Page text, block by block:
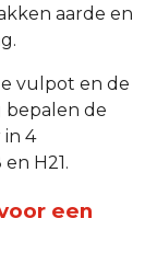
aarde en
vulpot en de
de
in 4
H21.
een